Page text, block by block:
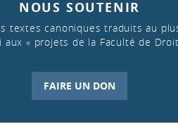
NOUS SOUTENIR
canoniques traduits au
aux « projets de la Faculté de
FAIRE UN DON